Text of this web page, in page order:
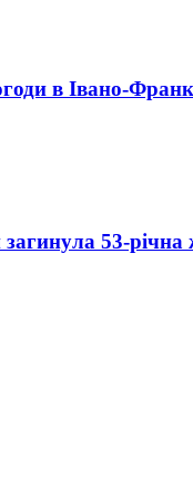
в Івано-
53-річна